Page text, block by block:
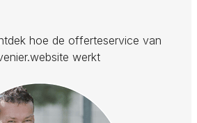
hoe de offerteservice van
werkt